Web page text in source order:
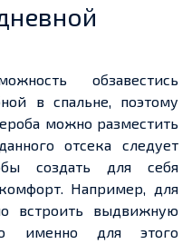
обзавестись
в спальне, поэтому
можно разместить
отсека следует
создать для себя
Например, для
встроить выдвижную
именно для этого